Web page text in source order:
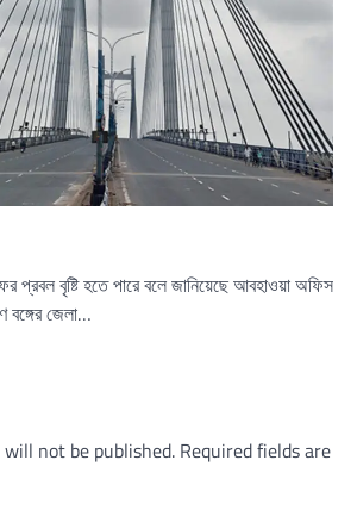
প্রবল বৃষ্টি হতে পারে বলে জানিয়েছে আবহাওয়া অফিস
বঙ্গের জেলা…
not be published. Required fields are